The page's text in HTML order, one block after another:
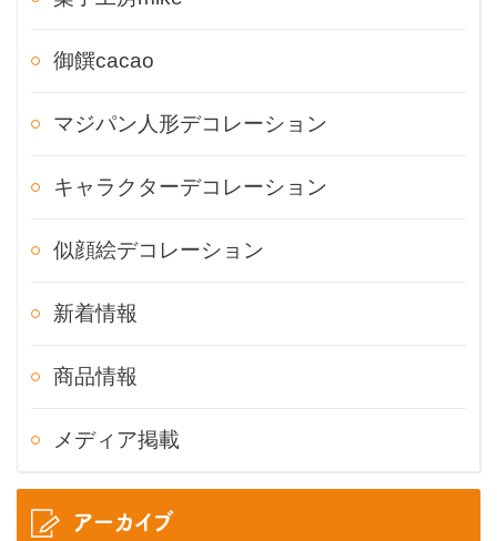
御饌cacao
マジパン人形デコレーション
キャラクターデコレーション
似顔絵デコレーション
新着情報
商品情報
メディア掲載
アーカイブ